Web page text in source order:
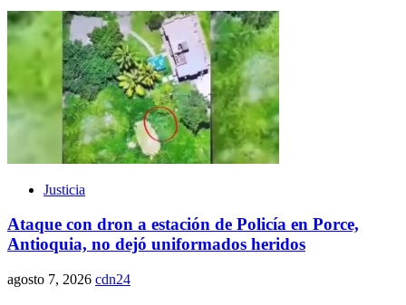
Justicia
Ataque con dron a estación de Policía en Porce,
Antioquia, no dejó uniformados heridos
agosto 7, 2026 cdn24